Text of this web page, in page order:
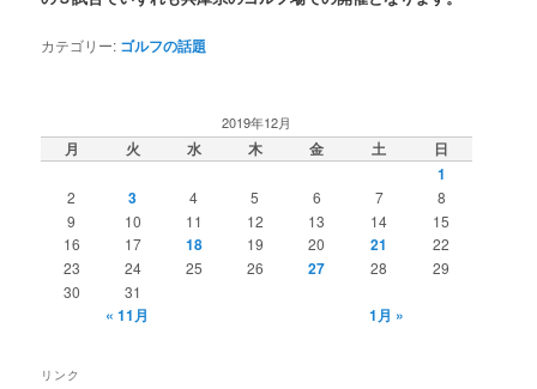
カテゴリー: ゴルフの話題
2019年12月
月 火 水 木 金 土
日
1
2 3 4 5 6 7
8
9
10 11 12 13 14
15
16
17 18 19 20 21
22
23
24 25 26 27 28
29
30
31
« 11月 1月 »
リンク